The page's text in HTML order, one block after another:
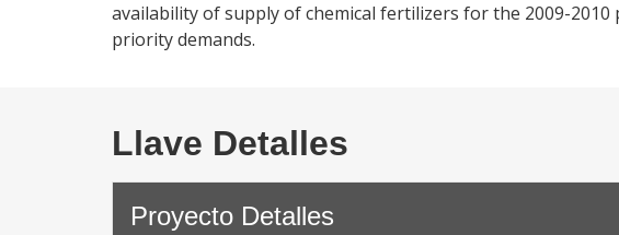
availability of supply of chemical fertilizers for the 2009-
priority demands.
Llave Detalles
Proyecto Detalles